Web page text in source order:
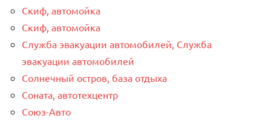
Скиф, автомойка
Скиф, автомойка
Служба эвакуации автомобилей, Служба
эвакуации автомобилей
Солнечный остров, база отдыха
Соната, автотехцентр
Союз-Авто